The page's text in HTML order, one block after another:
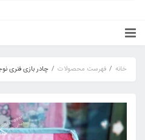
خانه فهرست محصولات چادر بازی فنری